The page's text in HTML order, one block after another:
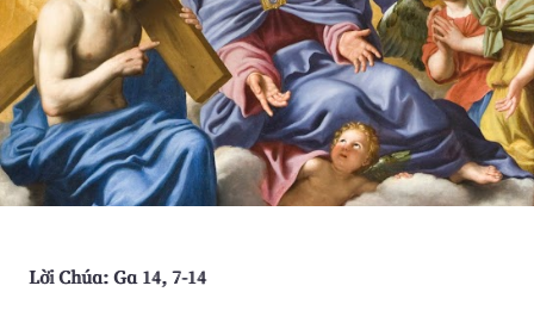
Lời Chúa: Ga 14, 7-14